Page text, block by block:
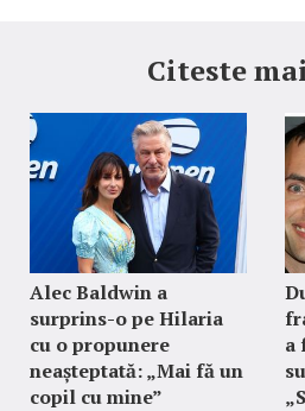
Citeste
Alec Baldwin a
surprins-o pe Hilaria
cu o propunere
neașteptată: „Mai fă un
copil cu mine”
a